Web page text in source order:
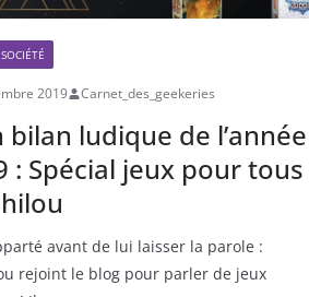
2019 Carnet_des_geekeries
bilan ludique de l’année
: Spécial jeux pour tous
avant de lui laisser la parole :
rejoint le blog pour parler de jeux